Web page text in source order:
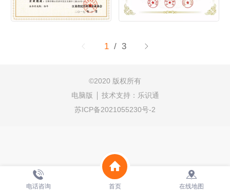
1 / 3
©2020 版权所有
电脑版
技术支持： 乐识通
苏ICP备2021055230号-2
电话咨询 首页 在线地图